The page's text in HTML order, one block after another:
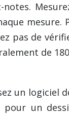
notes.
pas de
de
un
un